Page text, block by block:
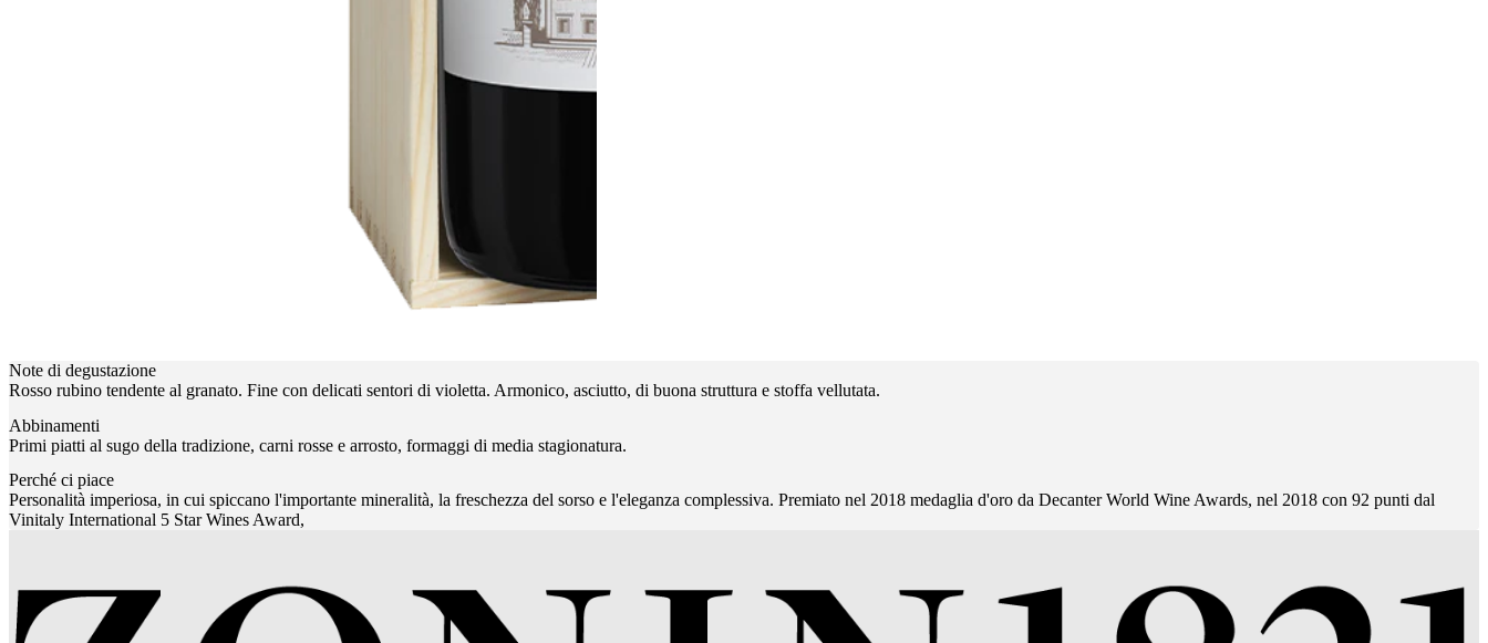
Note di degustazione
Rosso rubino tendente al granato. Fine con delicati sentori di violetta. Armonico, asciutto, di buona struttura e stoffa vellutata.
Abbinamenti
Primi piatti al sugo della tradizione, carni rosse e arrosto, formaggi di media stagionatura.
Perché ci piace
Personalità imperiosa, in cui spiccano l'importante mineralità, la freschezza del sorso e l'eleganza complessiva. Premiato nel 2018 medaglia d'oro da Decanter World Wine Awards, nel 2018 con 92 punti dal
Vinitaly International 5 Star Wines Award,